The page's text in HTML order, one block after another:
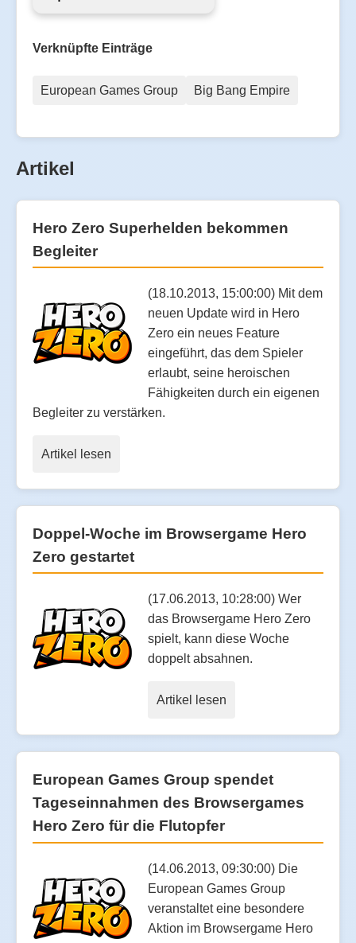
Verknüpfte Einträge
European Games Group Big Bang Empire
Artikel
Hero Zero Superhelden bekommen
Begleiter
(18.10.2013, 15:00:00) Mit dem
neuen Update wird in Hero
Zero ein neues Feature
eingeführt, das dem Spieler
erlaubt, seine heroischen
Fähigkeiten durch ein eigenen
Begleiter zu verstärken.
Artikel lesen
Doppel-Woche im Browsergame Hero
Zero gestartet
(17.06.2013, 10:28:00) Wer
das Browsergame Hero Zero
spielt, kann diese Woche
doppelt absahnen.
Artikel lesen
European Games Group spendet
Tageseinnahmen des Browsergames
Hero Zero für die Flutopfer
(14.06.2013, 09:30:00) Die
European Games Group
veranstaltet eine besondere
Aktion im Browsergame Hero